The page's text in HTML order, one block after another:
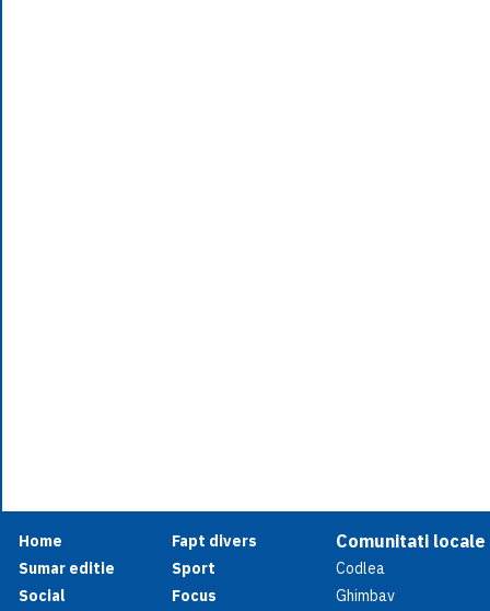
Home
Sumar editie
Social
Fapt divers
Sport
Focus
Comunitati locale
Codlea
Ghimbav